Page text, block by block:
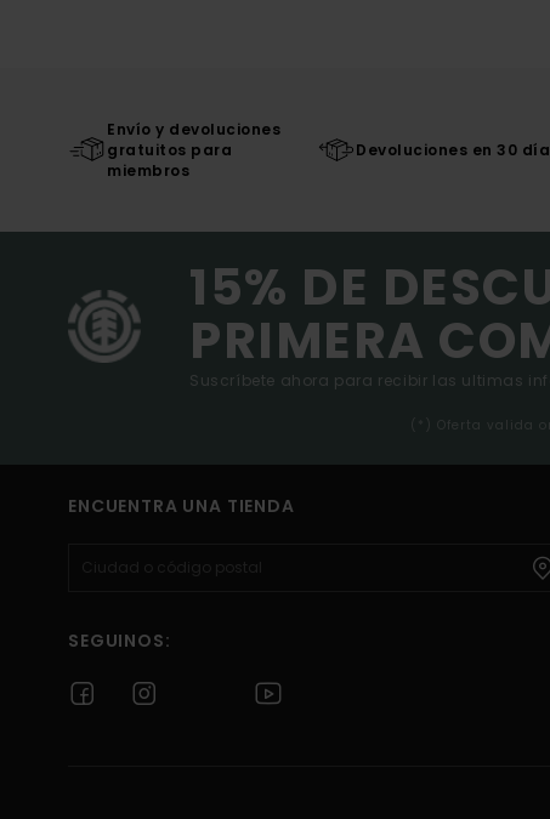
Envío y devoluciones
gratuitos para
miembros
Devoluciones en 30
15% DE
PRIMERA
Suscríbete ahora para recibir las ultimas
(*) Oferta valida
ENCUENTRA UNA TIENDA
SEGUINOS: